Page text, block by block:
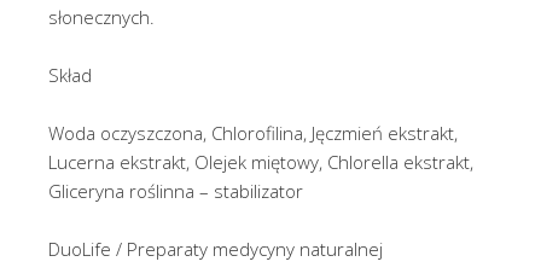
słonecznych.
Skład
Woda oczyszczona, Chlorofilina, Jęczmień ekstrakt,
Lucerna ekstrakt, Olejek miętowy, Chlorella ekstrakt,
Gliceryna roślinna – stabilizator
DuoLife / Preparaty medycyny naturalnej